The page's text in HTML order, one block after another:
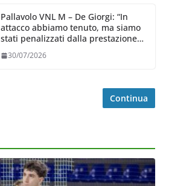
Pallavolo VNL M – De Giorgi: “In
attacco abbiamo tenuto, ma siamo
stati penalizzati dalla prestazione
30/07/2026
Continua